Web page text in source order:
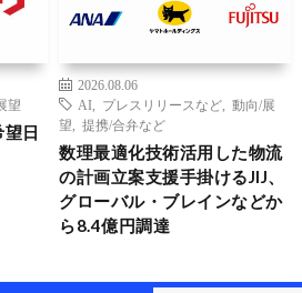
望
日
2026.08.06
AI
プレスリリースなど
動向/展
望
提携/合弁など
数理最適化技術活用した物流
の計画立案支援手掛けるJIJ、
グローバル・ブレインなどか
ら8.4億円調達